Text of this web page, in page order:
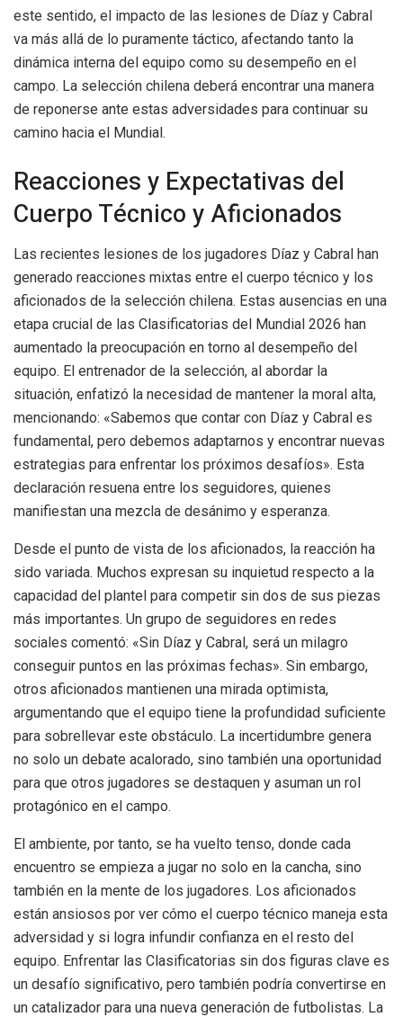
este sentido, el impacto de las lesiones de Díaz y Cabral
va más allá de lo puramente táctico, afectando tanto la
dinámica interna del equipo como su desempeño en el
campo. La selección chilena deberá encontrar una manera
de reponerse ante estas adversidades para continuar su
camino hacia el Mundial.
Reacciones y Expectativas del
Cuerpo Técnico y Aficionados
Las recientes lesiones de los jugadores Díaz y Cabral han
generado reacciones mixtas entre el cuerpo técnico y los
aficionados de la selección chilena. Estas ausencias en una
etapa crucial de las Clasificatorias del Mundial 2026 han
aumentado la preocupación en torno al desempeño del
equipo. El entrenador de la selección, al abordar la
situación, enfatizó la necesidad de mantener la moral alta,
mencionando: «Sabemos que contar con Díaz y Cabral es
fundamental, pero debemos adaptarnos y encontrar nuevas
estrategias para enfrentar los próximos desafíos». Esta
declaración resuena entre los seguidores, quienes
manifiestan una mezcla de desánimo y esperanza.
Desde el punto de vista de los aficionados, la reacción ha
sido variada. Muchos expresan su inquietud respecto a la
capacidad del plantel para competir sin dos de sus piezas
más importantes. Un grupo de seguidores en redes
sociales comentó: «Sin Díaz y Cabral, será un milagro
conseguir puntos en las próximas fechas». Sin embargo,
otros aficionados mantienen una mirada optimista,
argumentando que el equipo tiene la profundidad suficiente
para sobrellevar este obstáculo. La incertidumbre genera
no solo un debate acalorado, sino también una oportunidad
para que otros jugadores se destaquen y asuman un rol
protagónico en el campo.
El ambiente, por tanto, se ha vuelto tenso, donde cada
encuentro se empieza a jugar no solo en la cancha, sino
también en la mente de los jugadores. Los aficionados
están ansiosos por ver cómo el cuerpo técnico maneja esta
adversidad y si logra infundir confianza en el resto del
equipo. Enfrentar las Clasificatorias sin dos figuras clave es
un desafío significativo, pero también podría convertirse en
un catalizador para una nueva generación de futbolistas. La